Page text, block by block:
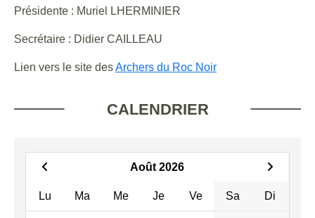
Présidente : Muriel LHERMINIER
Secrétaire : Didier CAILLEAU
Lien vers le site desArchers du Roc Noir
CALENDRIER
Août 2026
Lu Ma Me Je Ve Sa Di